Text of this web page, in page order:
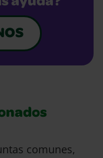
comunes,